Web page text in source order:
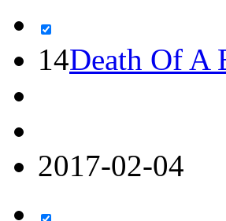
14Death Of A
2017-02-04